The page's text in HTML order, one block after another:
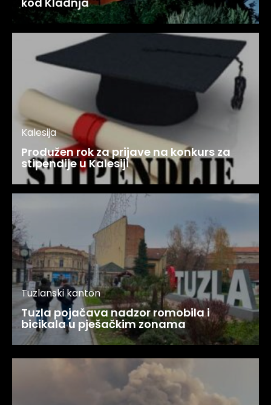
Kalesija
Produžen rok za prijave na konkurs za
stipendije u Kalesiji
Tuzlanski kanton
Tuzla pojačava nadzor romobila i
bicikala u pješačkim zonama